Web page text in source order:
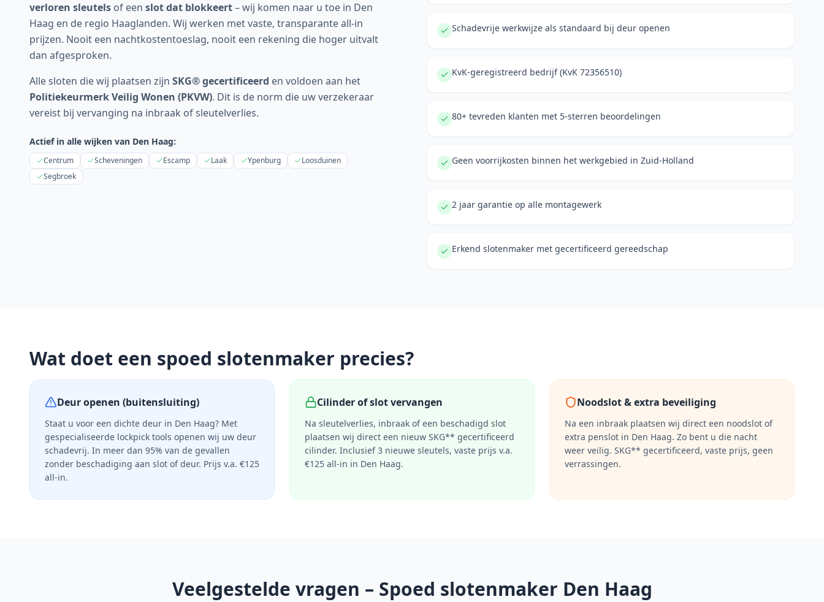
verloren sleutels of een slot dat blokkeert– wij komen naar u toe in Den
Haag en de regio Haaglanden. Wij werken met vaste, transparante all-in
prijzen. Nooit een nachtkosten­toeslag, nooit een rekening die hoger uitvalt
dan afgesproken.
Alle sloten die wij plaatsen zijn SKG® gecertificeerd en voldoen aan het
Politiekeurmerk Veilig Wonen (PKVW). Dit is de norm die uw verzekeraar
vereist bij vervanging na inbraak of sleutelverlies.
Actief in alle wijken van Den Haag:
Centrum Scheveningen Escamp Laak Ypenburg
Loosduinen
Segbroek
Schadevrije werkwijze als standaard bij deur openen
KvK-geregistreerd bedrijf (KvK 72356510)
80+ tevreden klanten met 5-sterren beoordelingen
Geen voorrijkosten binnen het werkgebied in Zuid-Holland
2 jaar garantie op alle montagewerk
Erkend slotenmaker met gecertificeerd gereedschap
Wat doet een spoed slotenmaker precies?
Deur openen (buitensluiting)
Staat u voor een dichte deur in Den Haag? Met
gespecialiseerde lock­pick tools openen wij uw deur
schadevrij. In meer dan 95% van de gevallen
zonder beschadiging aan slot of deur. Prijs v.a. €125
all-in.
Cilinder of slot vervangen
Na sleutelverlies, inbraak of een beschadigd slot
plaatsen wij direct een nieuw SKG** gecertificeerd
cilinder. Inclusief 3 nieuwe sleutels, vaste prijs v.a.
€125 all-in in Den Haag.
Noodslot & extra beveiliging
Na een inbraak plaatsen wij direct een noodslot of
extra penslot in Den Haag. Zo bent u die nacht
weer veilig. SKG** gecertificeerd, vaste prijs, geen
verrassingen.
Veelgestelde vragen – Spoed slotenmaker Den Haag